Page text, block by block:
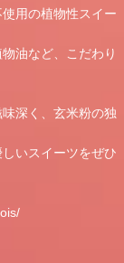
用の植物性スイー
油など、こだわり
深く、玄米粉の独
いスイーツをぜひ